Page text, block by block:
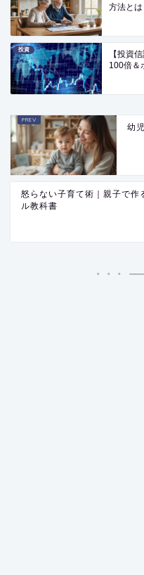
方法とは
投資
【投資
100倍＆
幼
怒らない子育て術｜親子で作
ル教科書